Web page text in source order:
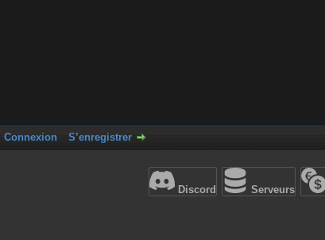
Connexion S’enregistrer
Discord Serveurs